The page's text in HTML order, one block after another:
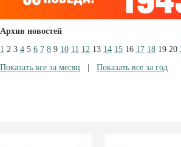
Архив новостей
1 2 3 4 5 6 7 8 9 10 11 12 13 14 15 16 17 18 19 20
Показать все за месяц | Показать все за год